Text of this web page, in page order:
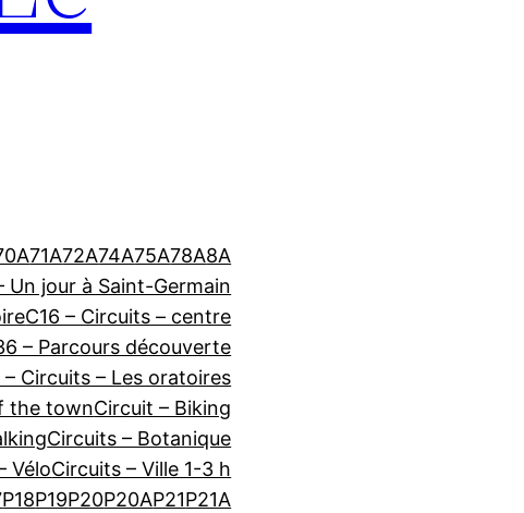
71A72A74A75A78A8A
Un jour à Saint-Germain
C16 – Circuits – centre
– Parcours découverte
– Circuits – Les oratoires
the townCircuit – Biking
Circuits – Botanique
VéloCircuits – Ville 1-3 h
P18P19P20P20AP21P21A